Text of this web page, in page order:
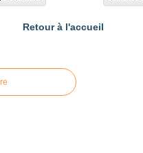
Retour à l'accueil